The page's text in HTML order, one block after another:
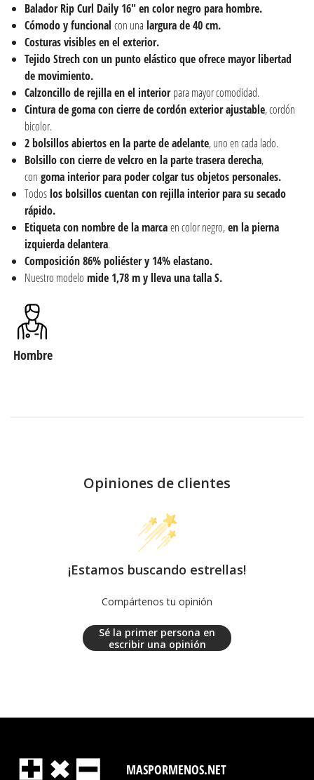
Balador Rip Curl Daily 16" en color negro para hombre.
Cómodo y funcional con una largura de 40 cm.
Costuras visibles en el exterior.
Tejido Strech con un punto elástico que ofrece mayor libertad
de movimiento.
Calzoncillo de rejilla en el interiorpara mayor comodidad.
Cintura de goma con cierre de cordón exterior ajustable, cordón
bicolor.
2 bolsillos abiertos en la parte de adelante, uno en cada lado.
Bolsillo con cierre de velcro en la parte trasera derecha,
con goma interior para poder colgar tus objetos personales.
Todoslos bolsillos cuentan con rejilla interior para su secado
rápido.
Etiqueta con nombre de la marcaen color negro,en la pierna
izquierda delantera.
Composición 86% poliéster y 14% elastano.
Nuestro modelo mide 1,78 m y lleva una talla S.
Hombre
Opiniones de clientes
¡Estamos buscando estrellas!
Compártenos tu opinión
Sé la primer persona en
escribir una opinión
MASPORMENOS.NET